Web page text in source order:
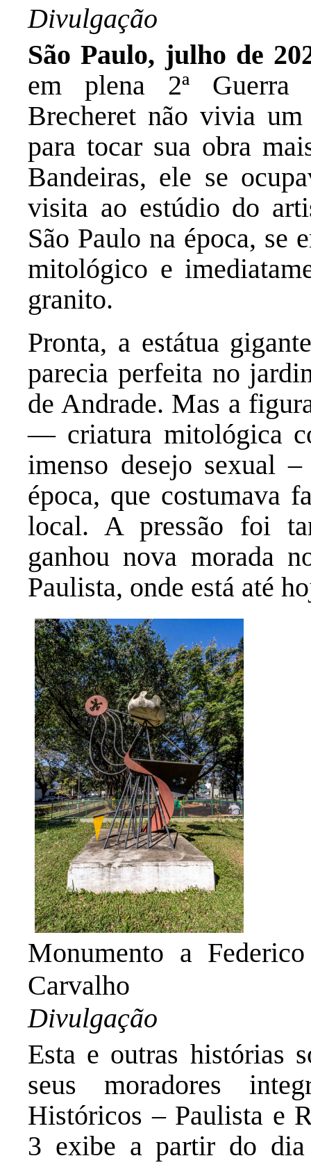
Divulgação
São Paulo, julho de
em plena 2ª
Brecheret não vivia
para tocar sua obra
Bandeiras, ele se
visita ao estúdio do
São Paulo na época, se
mitológico e
granito.
Pronta, a estátua
parecia perfeita no
de Andrade. Mas a
— criatura mitológica
imenso desejo sexual
época, que costumava
local. A pressão foi
ganhou nova morada
Paulista, onde está até
Monumento a
Carvalho
Divulgação
Esta e outras histórias
seus moradores
Históricos – Paulista e
3 exibe a partir do